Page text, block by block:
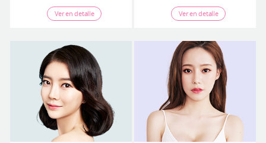
Ver en detalle Ver en detalle